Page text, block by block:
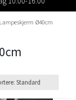
Lampeskjerm Ø40cm